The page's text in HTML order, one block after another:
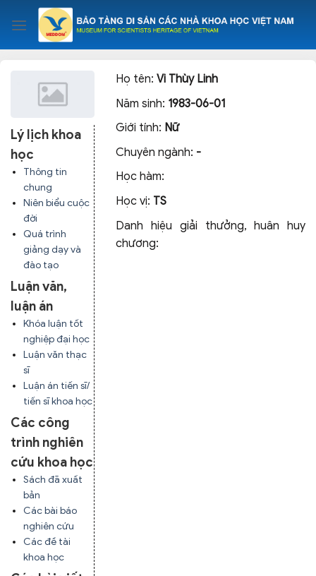
content
Lý lịch khoa
học
Thông tin
chung
Niên biểu cuộc
đời
Quá trình
giảng dạy và
đào tạo
Luận văn,
luận án
Khóa luận tốt
nghiệp đại học
Luận văn thạc
sĩ
Luận án tiến sĩ/
tiến sĩ khoa học
Các công
trình nghiên
cứu khoa học
Sách đã xuất
bản
Các bài báo
nghiên cứu
Các đề tài
khoa học
Họ tên:Vi Thùy Linh
Năm sinh: 1983-06-01
Giới tính: Nữ
Chuyên ngành: -
Học hàm:
Học vị: TS
Danh hiệu giải thưởng, huân huy
chương: